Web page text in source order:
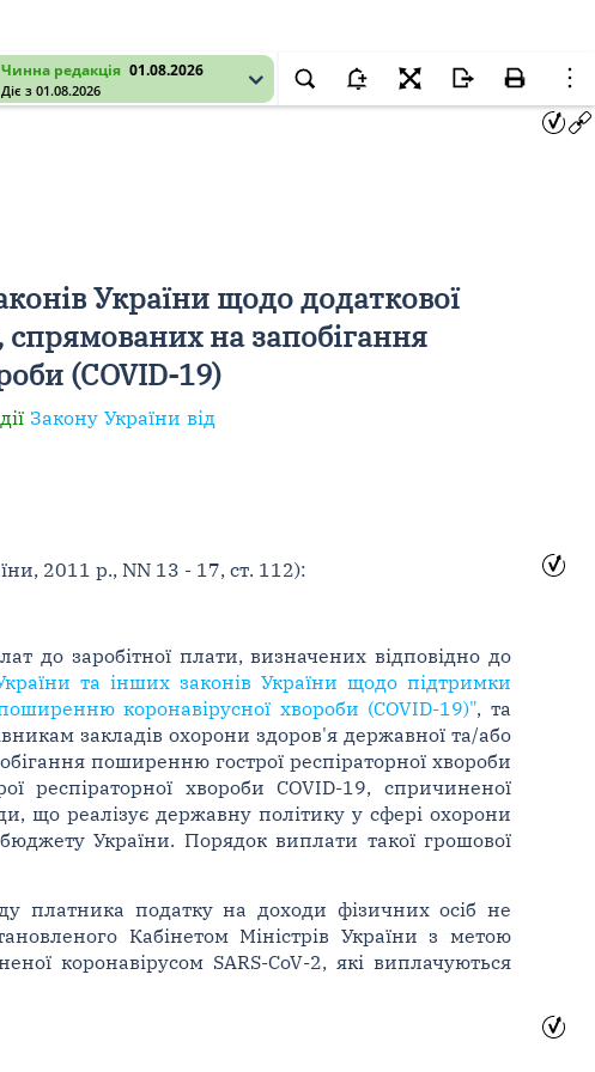
Чинна редакція 01.08.2026
Діє з 01.08.2026